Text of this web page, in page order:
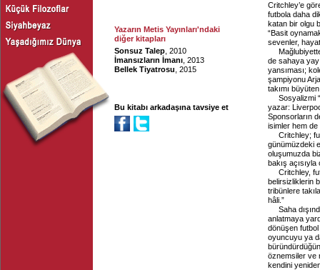
Yazarın Metis Yayınları'ndaki
diğer kitapları
Sonsuz Talep , 2010
İmansızların İmanı , 2013
Bellek Tiyatrosu , 2015
Bu kitabı arkadaşına tavsiye et
Critchley’e
futbola daha
katan bir olgu
“Basit
sevenler,
de sahaya
yansıması;
şampiyonu
takımı
Sosyalizmi
yazar:
Sponsorların
isimler hem
Critchley;
günümüzdeki
oluşumuzda
bakış
Critchley,
belirsizliklerin
tribünlere
hâli.”
Saha
anlatmaya
dönüşen
oyuncuyu ya
öznemsiler ve
kendini